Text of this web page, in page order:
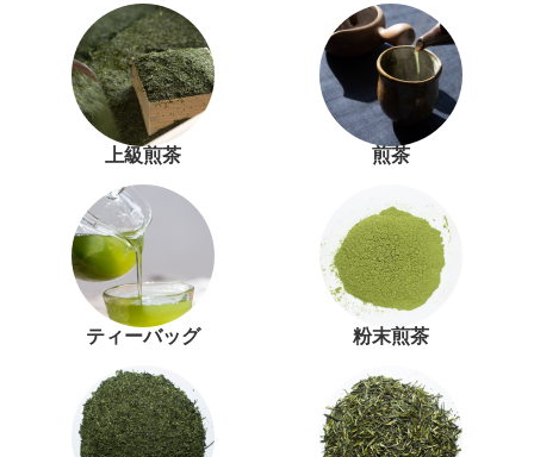
上級煎茶 煎茶
ティーバッグ 粉末煎茶